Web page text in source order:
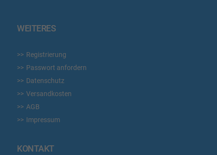
WEITERES
Registrierung
Passwort anfordern
Datenschutz
Versandkosten
AGB
Impressum
KONTAKT